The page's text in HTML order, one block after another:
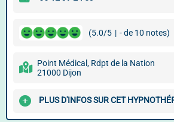
(5.0/5 | - de 10 notes)
Point Médical, Rdpt de la Nation
21000 Dijon
PLUS D'INFOS SUR CET